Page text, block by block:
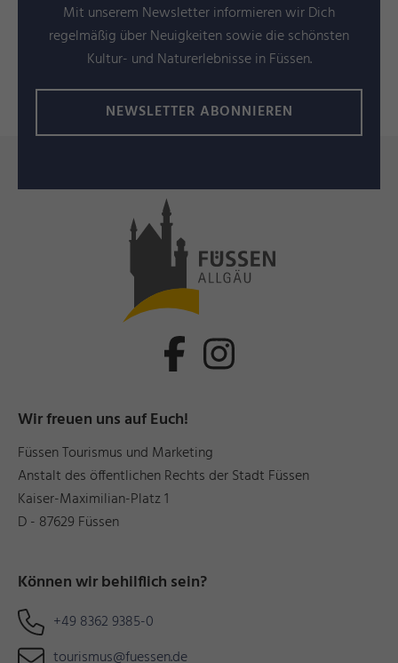
Mit unserem Newsletter informieren wir Dich
regelmäßig über Neuigkeiten sowie die schönsten
Kultur- und Naturerlebnisse in Füssen.
NEWSLETTER ABONNIEREN
Wir freuen uns auf Euch!
Füssen Tourismus und Marketing
Anstalt des öffentlichen Rechts der Stadt Füssen
Kaiser-Maximilian-Platz 1
D - 87629 Füssen
Können wir behilflich sein?
+49 8362 9385-0
tourismus@fuessen.de